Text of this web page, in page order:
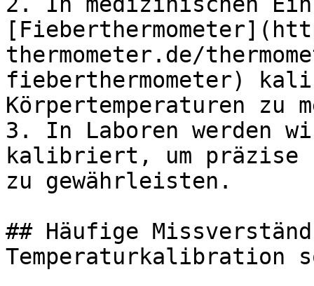
thermometer.de/
fieberthermometer)
Körpertemperaturen zu
3. In Laboren werden
kalibriert, um präzise
zu gewährleisten.
## Häufige
Temperaturkalibration